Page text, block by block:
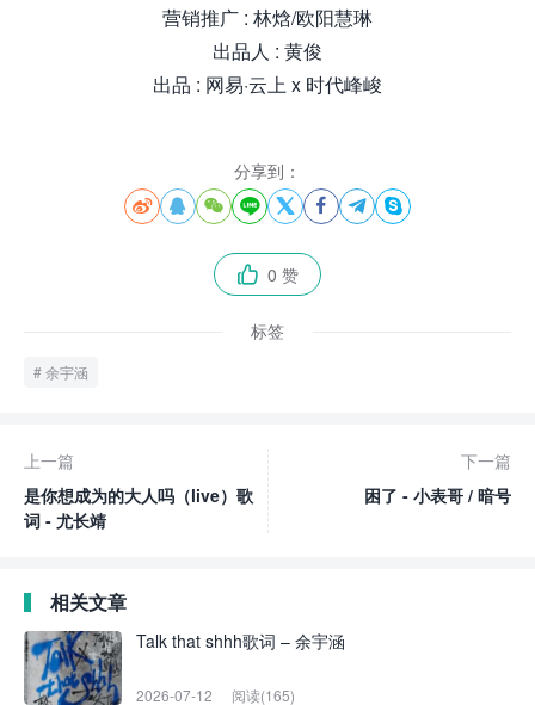
营销推广 : 林焓/欧阳慧琳
出品人 : 黄俊
出品 : 网易·云上 x 时代峰峻
分享到：
       
 0 赞
标签
余宇涵
上一篇
是你想成为的大人吗（live）歌
词 - 尤长靖
下一篇
困了 - 小表哥 / 暗号
相关文章
Talk that shhh歌词 – 余宇涵
2026-07-12 阅读(165)